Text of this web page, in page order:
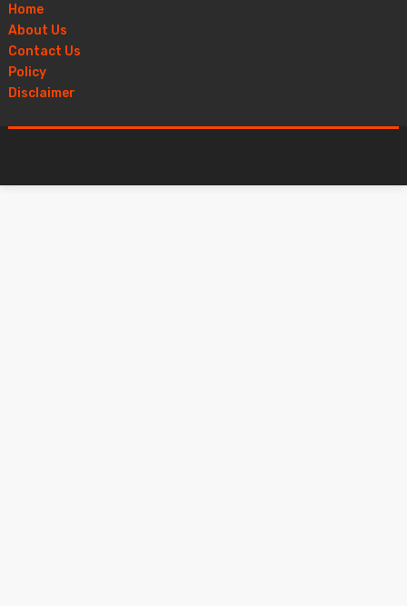
Home
About Us
Contact Us
Policy
Disclaimer